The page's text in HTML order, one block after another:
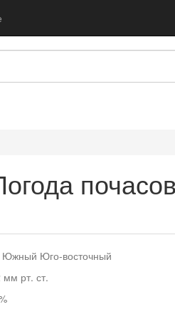
Южный Юго-восточный
мм рт. ст.